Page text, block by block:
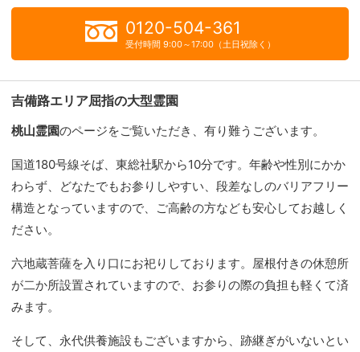
0120-504-361
受付時間 9:00～17:00（土日祝除く）
吉備路エリア屈指の大型霊園
桃山霊園のページをご覧いただき、有り難うございます。
国道180号線そば、東総社駅から10分です。年齢や性別にかか
わらず、どなたでもお参りしやすい、段差なしのバリアフリー
構造となっていますので、ご高齢の方なども安心してお越しく
ださい。
六地蔵菩薩を入り口にお祀りしております。屋根付きの休憩所
が二か所設置されていますので、お参りの際の負担も軽くて済
みます。
そして、永代供養施設もございますから、跡継ぎがいないとい